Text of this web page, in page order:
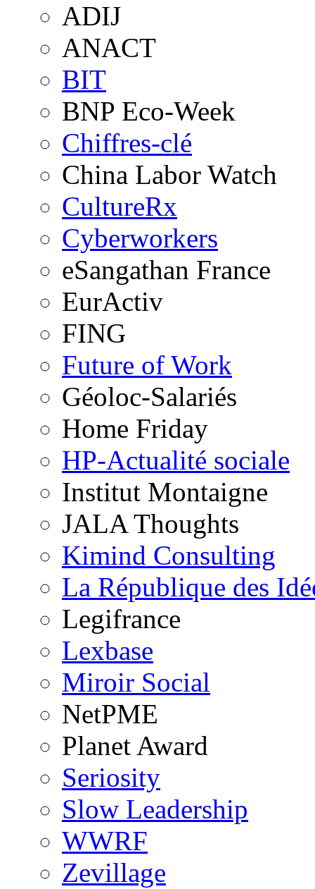
ADIJ
ANACT
BIT
BNP Eco-Week
Chiffres-clé
China Labor Watch
CultureRx
Cyberworkers
eSangathan France
EurActiv
FING
Future of Work
Géoloc-Salariés
Home Friday
HP-Actualité sociale
Institut Montaigne
JALA Thoughts
Kimind Consulting
La République des
Legifrance
Lexbase
Miroir Social
NetPME
Planet Award
Seriosity
Slow Leadership
WWRF
Zevillage